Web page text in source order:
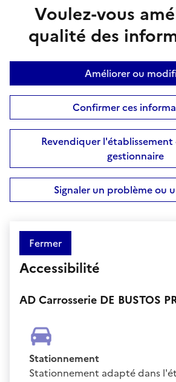
Voulez-vous
qualité des
Améliorer ou
Confirmer ces
Revendiquer
gestionnaire
Signaler un problème ou
Fermer
Accessibilité
AD Carrosserie DE BUSTOS
Stationnement
Stationnement adapté dans